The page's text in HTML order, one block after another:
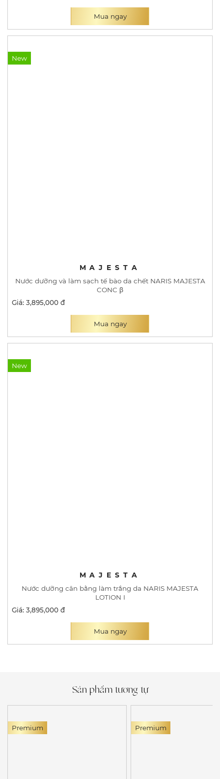
Mua ngay
New
MAJESTA
Nước dưỡng và làm sạch tế bào da chết NARIS MAJESTA
CONC β
Giá: 3,895,000 đ
Mua ngay
New
MAJESTA
Nước dưỡng cân bằng làm trắng da NARIS MAJESTA
LOTION I
Giá: 3,895,000 đ
Mua ngay
Sản phẩm tương tự
Premium Premium